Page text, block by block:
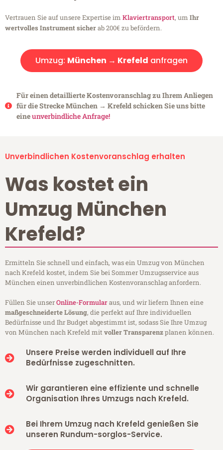
Vertrauen Sie auf unsere Expertise im Klaviertransport, um Ihr
wertvolles Instrument sicherab 200€ zu befördern.
Umzug: München → Krefeld anfragen
Für einen detaillierte Kostenvoranschlag zu Ihrem Anliegen
für die Strecke München → Krefeld schicken Sie uns bitte
eineunverbindliche Anfrage!
Unverbindlichen Kostenvoranschlag erhalten
Was kostet ein
Umzug München
Krefeld?
Ermitteln Sie schnell und einfach, was ein Umzug von München
nach Krefeld kostet, indem Sie bei Sommer Umzugsservice aus
München einen unverbindlichen Kostenvoranschlag anfordern.
Füllen Sie unserOnline-Formularaus, und wir liefern Ihnen eine
maßgeschneiderte Lösung, die perfekt auf Ihre individuellen
Bedürfnisse und Ihr Budget abgestimmt ist, sodass Sie Ihre Umzug
von München nach Krefeld mitvoller Transparenzplanen können.
Unsere Preise werden individuell auf Ihre
Bedürfnisse zugeschnitten.
Wir garantieren eine effiziente und schnelle
Organisation Ihres Umzugs nach Krefeld.
Bei Ihrem Umzug nach Krefeld genießen Sie
unseren Rundum-sorglos-Service.